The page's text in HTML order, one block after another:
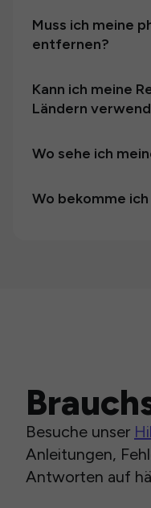
Muss ich meine
entfernen?
Kann ich meine
Ländern
Wo sehe ich
Wo bekomme
Besuche unser
Anleitungen,
Antworten auf